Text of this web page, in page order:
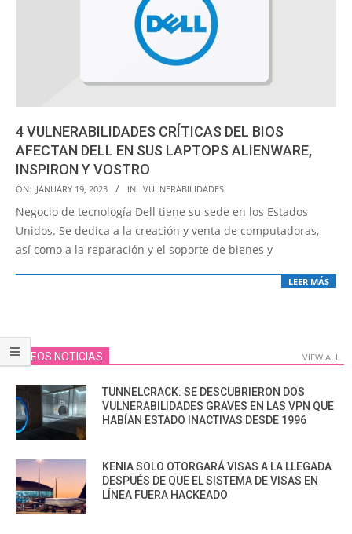
4 VULNERABILIDADES CRÍTICAS DEL BIOS
AFECTAN DELL EN SUS LAPTOPS ALIENWARE,
INSPIRON Y VOSTRO
2023-
01-
19
ON: JANUARY 19, 2023 IN: VULNERABILIDADES
Negocio de tecnología Dell tiene su sede en los Estados
Unidos. Se dedica a la creación y venta de computadoras,
así como a la reparación y el soporte de bienes y
LEER MÁS
VIDEOS NOTICIAS VIEW ALL
TUNNELCRACK: SE DESCUBRIERON DOS
VULNERABILIDADES GRAVES EN LAS VPN QUE
HABÍAN ESTADO INACTIVAS DESDE 1996
KENIA SOLO OTORGARÁ VISAS A LA LLEGADA
DESPUÉS DE QUE EL SISTEMA DE VISAS EN
LÍNEA FUERA HACKEADO